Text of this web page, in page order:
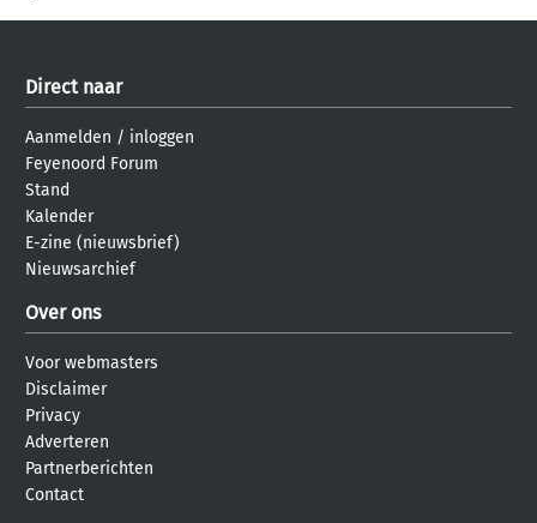
Direct naar
Aanmelden / inloggen
Feyenoord Forum
Stand
Kalender
E-zine (nieuwsbrief)
Nieuwsarchief
Over ons
Voor webmasters
Disclaimer
Privacy
Adverteren
Partnerberichten
Contact